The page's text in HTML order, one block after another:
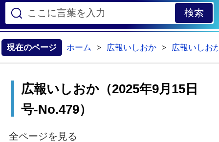
現在のページ ホーム
広報いしおか
広報いしお
広報いしおか（2025年9月15日
号-No.479）
全ページを見る